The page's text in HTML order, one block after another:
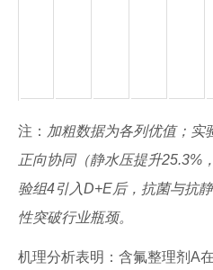
注： 加粗数据为各列优值；实
正向协同（静水压提升25.3%
验组4引入D+E后，抗菌与抗
性突破行业瓶颈。
机理分析表明：含氟整理剂A